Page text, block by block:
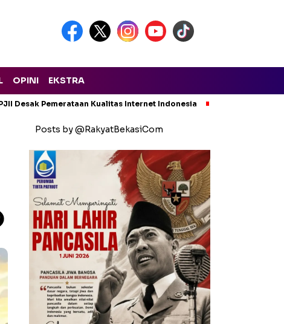
OPINI EKSTRA
Desak Pemerataan Kualitas Internet Indonesia
Posts by @RakyatBekasiCom